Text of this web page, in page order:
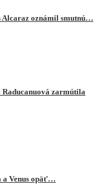
Alcaraz oznámil smutnú…
zarmútila
a Venus opäť…